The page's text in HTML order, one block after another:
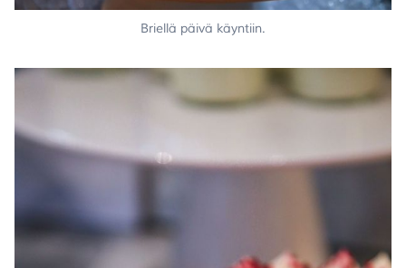
Briellä päivä käyntiin.